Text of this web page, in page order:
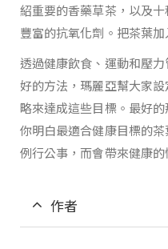
紹重要的香藥草茶，以及
豐富的抗氧化劑。把茶葉
透過健康飲食、運動和壓
好的方法，瑪麗亞幫大家
略來達成這些目標。最好
你明白最適合健康目標的
例行公事，而會帶來健康的
作者